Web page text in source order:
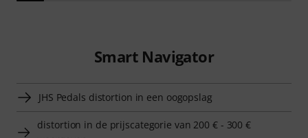
Smart Navigator
JHS Pedals distortion in een oogopslag
distortion in de prijscategorie van 200 € - 300 €